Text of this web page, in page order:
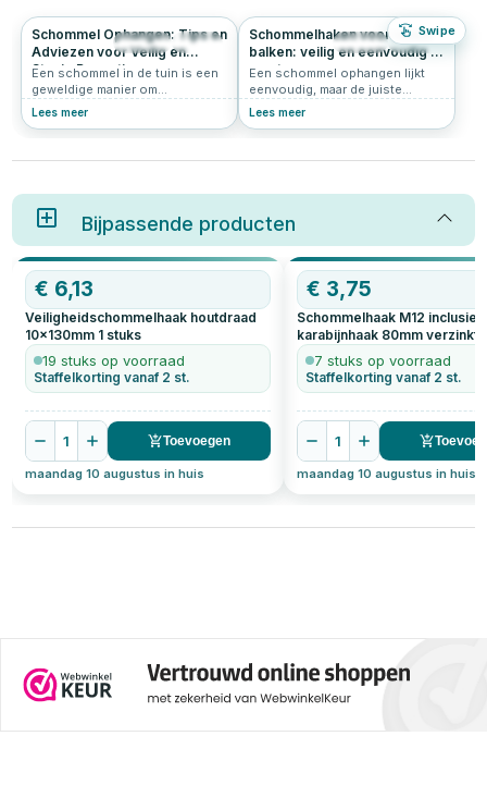
Swipe
1414 5.0
Schommel Ophangen: Tips en
Adviezen voor Veilig en
Stevig Bevestigen
Een schommel in de tuin is een
geweldige manier om
speelplezier toe te voegen aan
artikel lees je alles over hoe je
een schommel veilig ophangt,
aandachtspunten.
Lees meer
306 4.9
Schommelhaken voor ronde
balken: veilig en eenvoudig te
monteren
Een schommel ophangen lijkt
eenvoudig, maar de juiste
bevestiging is essentieel voor
op moet letten bij het kopen van
verkrijgbaar zijn.
Lees meer
Bijpassende producten
€ 6,13
Veiligheidschommelhaak houtdraad
10x130mm 1 stuks
19 stuks op voorraad
Staffelkorting vanaf 2 st.
1 Toevoegen
maandag 10 augustus in huis
€ 3,75
Schommelhaak M12 inclusief
karabijnhaak 80mm verzinkt
7 stuks op voorraad
Staffelkorting vanaf 2 st.
1
maandag 10 augustus in huis